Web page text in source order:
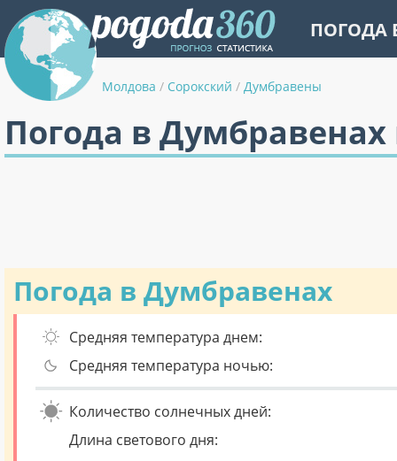
ПОГОДА
Молдова / Сорокский / Думбравены
Погода в Думбравенах
Погода в Думбравенах
Средняя температура днем:
Средняя температура ночью:
Количество солнечных дней:
Длина светового дня: